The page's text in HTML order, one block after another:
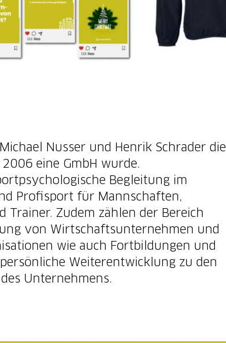
Nusser und Henrik Schrader die
2006 eine GmbH wurde.
Begleitung im
Profisport für Mannschaften,
Trainer. Zudem zählen der Bereich
von Wirtschaftsunternehmen und
wie auch Fortbildungen und
Weiterentwicklung zu den
Unternehmens.